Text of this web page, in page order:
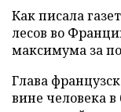
Как писала
лесов во
максимума за
Глава
вине человека